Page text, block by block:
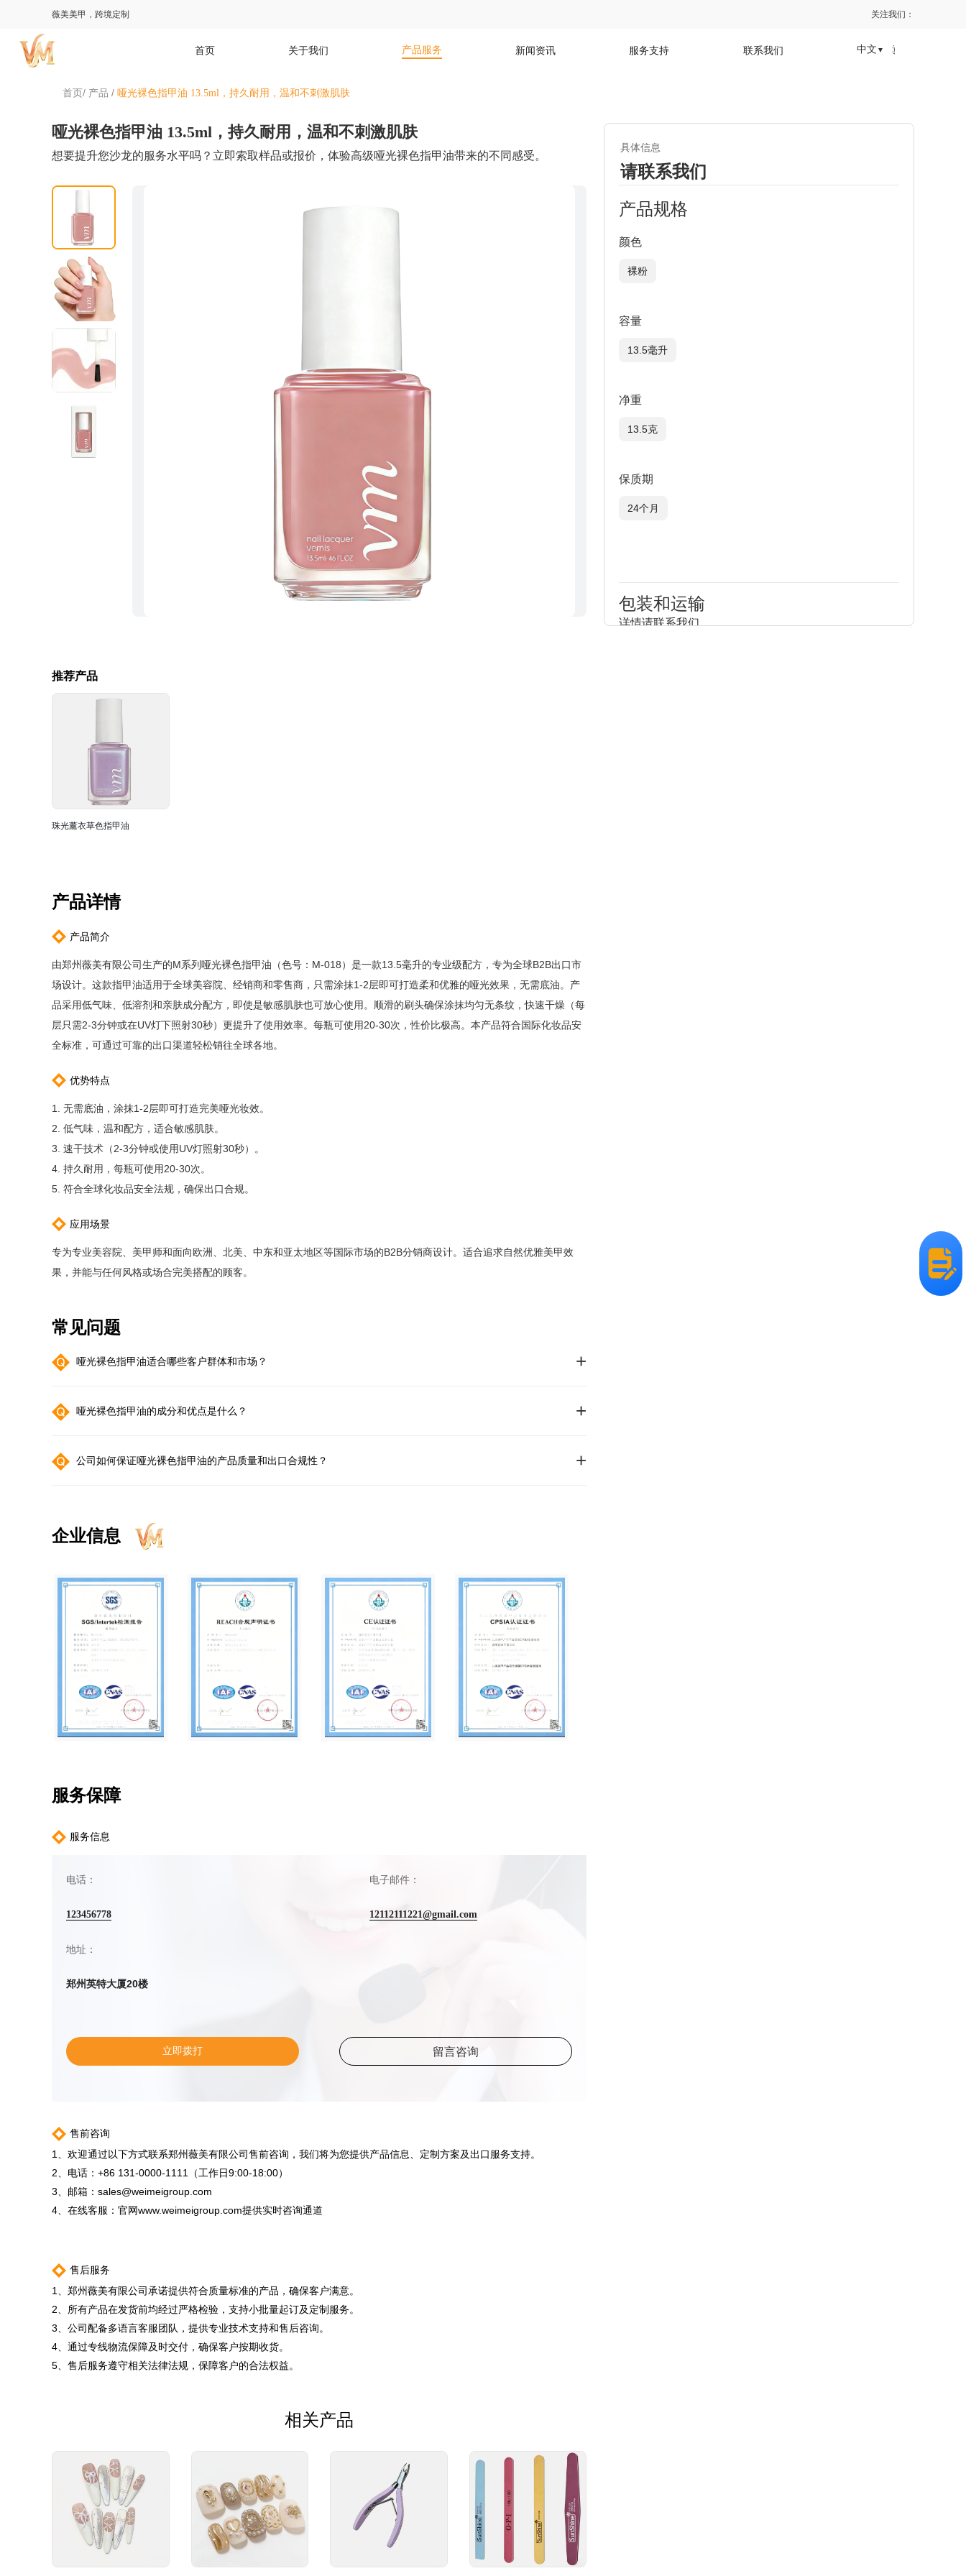
薇美美甲，跨境定制 关注我们：
首页 关于我们 产品服务 新闻资讯 服务支持 联系我们 中文 ▼
首页 / 产品 / 哑光裸色指甲油 13.5ml，持久耐用，温和不刺激肌肤
哑光裸色指甲油 13.5ml，持久耐用，温和不刺激肌肤
想要提升您沙龙的服务水平吗？立即索取样品或报价，体验高级哑光裸色指甲油带来的不同感受。
推荐产品
珠光薰衣草色指甲油
产品详情
产品简介
由郑州薇美有限公司生产的M系列哑光裸色指甲油（色号：M-018）是一款13.5毫升的专业级配方，专为全球B2B出口市
场设计。这款指甲油适用于全球美容院、经销商和零售商，只需涂抹1-2层即可打造柔和优雅的哑光效果，无需底油。产
品采用低气味、低溶剂和亲肤成分配方，即使是敏感肌肤也可放心使用。顺滑的刷头确保涂抹均匀无条纹，快速干燥（每
层只需2-3分钟或在UV灯下照射30秒）更提升了使用效率。每瓶可使用20-30次，性价比极高。本产品符合国际化妆品安
全标准，可通过可靠的出口渠道轻松销往全球各地。
优势特点
1. 无需底油，涂抹1-2层即可打造完美哑光妆效。
2. 低气味，温和配方，适合敏感肌肤。
3. 速干技术（2-3分钟或使用UV灯照射30秒）。
4. 持久耐用，每瓶可使用20-30次。
5. 符合全球化妆品安全法规，确保出口合规。
应用场景
专为专业美容院、美甲师和面向欧洲、北美、中东和亚太地区等国际市场的B2B分销商设计。适合追求自然优雅美甲效
果，并能与任何风格或场合完美搭配的顾客。
常见问题
哑光裸色指甲油适合哪些客户群体和市场？ +
哑光裸色指甲油的成分和优点是什么？ +
公司如何保证哑光裸色指甲油的产品质量和出口合规性？ +
企业信息
服务保障
服务信息
电话：
123456778
电子邮件：
12112111221@gmail.com
地址：
郑州英特大厦20楼
立即拨打 留言咨询
售前咨询
1、欢迎通过以下方式联系郑州薇美有限公司售前咨询，我们将为您提供产品信息、定制方案及出口服务支持。
2、电话：+86 131-0000-1111（工作日9:00-18:00）
3、邮箱： sales@weimeigroup.com
4、在线客服：官网www.weimeigroup.com提供实时咨询通道
售后服务
1、郑州薇美有限公司承诺提供符合质量标准的产品，确保客户满意。
2、所有产品在发货前均经过严格检验，支持小批量起订及定制服务。
3、公司配备多语言客服团队，提供专业技术支持和售后咨询。
4、通过专线物流保障及时交付，确保客户按期收货。
5、售后服务遵守相关法律法规，保障客户的合法权益。
相关产品
具体信息
请联系我们
产品规格
颜色
裸粉
容量
13.5毫升
净重
13.5克
保质期
24个月
包装和运输
详情请联系我们